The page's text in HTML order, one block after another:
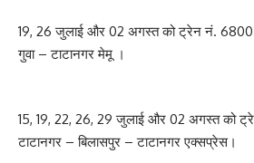
19, 26 जुलाई और 02 अगस्त को ट्रेन नं.
गुवा – टाटानगर मेमू ।
15, 19, 22, 26, 29 जुलाई और 02 अगस्त को
टाटानगर – बिलासपुर – टाटानगर एक्सप्रेस।